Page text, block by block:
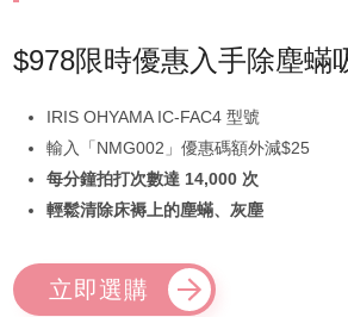
$978限時優惠入手除塵蟎
IRIS OHYAMA IC-FAC4 型號
輸入「NMG002」優惠碼額外減$25
每分鐘拍打次數達 14,000 次
輕鬆清除床褥上的塵蟎、灰塵
立即選購